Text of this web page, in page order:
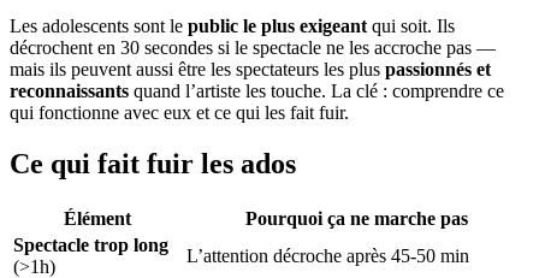
Les adolescents sont le public le plus exigeant qui soit. Ils
décrochent en 30 secondes si le spectacle ne les accroche pas —
mais ils peuvent aussi être les spectateurs les plus passionnés et
reconnaissants quand l’artiste les touche. La clé : comprendre ce
qui fonctionne avec eux et ce qui les fait fuir.
Ce qui fait fuir les ados
Élément
Pourquoi ça ne marche pas
Spectacle trop long
(>1h)
L’attention décroche après 45-50 min